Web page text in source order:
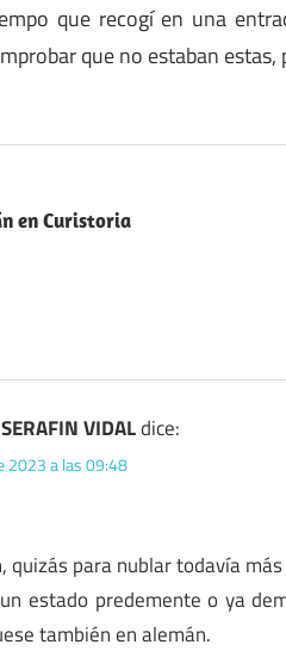
que recogí en una
que no estaban
en Curistoria
VIDALdice:
2023 a las 09:48
quizás para nublar todavía
estado predemente o ya
también en alemán.